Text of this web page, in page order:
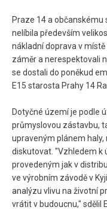
Praze 14 a občanskému
nelíbila především
nákladní doprava v
záměr a nerespektovali
se dostali do poněkud
E15 starosta Prahy 14
Dotyčné území je podle
průmyslovou zástavbu,
upraveným plánem
diskutovat. "Vzhledem k
provedeným jak v
ve výrobním závodě v
analýzu vlivu na životní
vrátit v budoucnu," sdělil